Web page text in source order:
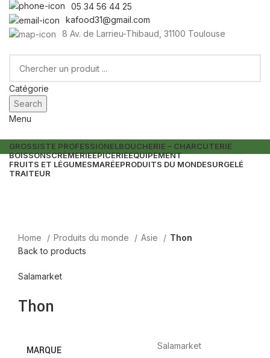
05 34 56 44 25
kafood31@gmail.com
8 Av. de Larrieu-Thibaud, 31100 Toulouse
Catégorie
Search
Menu
GROSSISTE PROFESSIONELBOUCHERIE – CHARCUTERIE
BOISSONSCRÈMERIEEPICERIEEQUIPEMENT
FRUITS ET LÉGUMESMARÉEPRODUITS DU MONDESURGELÉ
TRAITEUR
Home Produits du monde Asie
Thon
Back to products
Salamarket
Thon
MARQUE Salamarket